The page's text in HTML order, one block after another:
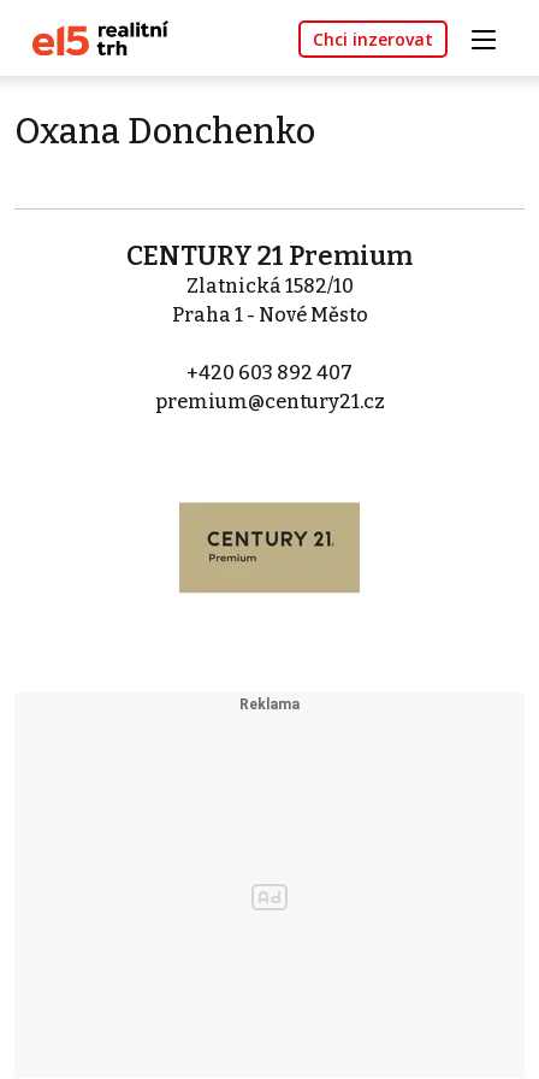
Chci inzerovat
Oxana Donchenko
CENTURY 21 Premium
Zlatnická 1582/10
Praha 1 - Nové Město
+420 603 892 407
premium@century21.cz